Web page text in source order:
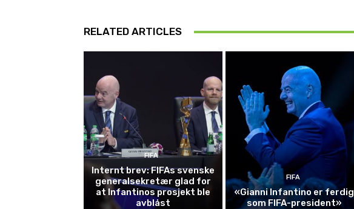
RELATED ARTICLES
FIFA
Internt brev: FIFAs svenske
generalsekretær glad for
at Infantinos prosjekt ble
avblåst
FIFA
«Gianni Infantino er ferdig
som FIFA-president»